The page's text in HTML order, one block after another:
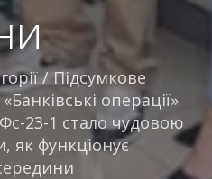
/Підсумкове
операції»
23-1 стало чудовою
як функціонує